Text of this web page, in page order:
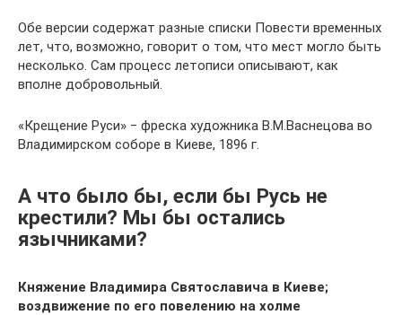
Обе версии содержат разные списки Повести временных
лет, что, возможно, говорит о том, что мест могло быть
несколько. Сам процесс летописи описывают, как
вполне добровольный.
«Крещение Руси» ‒ фреска художника В.М.Васнецова во
Владимирском соборе в Киеве, 1896 г.
А что было бы, если бы Русь не
крестили? Мы бы остались
язычниками?
Княжение Владимира Святославича в Киеве;
воздвижение по его повелению на холме